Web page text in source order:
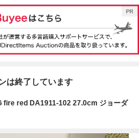
は終了しています
red DA1911-102 27.0cm ジョーダ